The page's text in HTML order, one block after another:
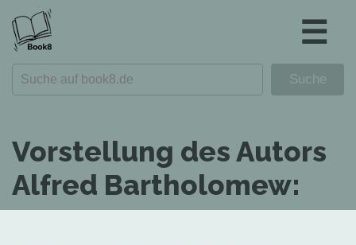
☰
Vorstellung des Autors
Alfred Bartholomew: